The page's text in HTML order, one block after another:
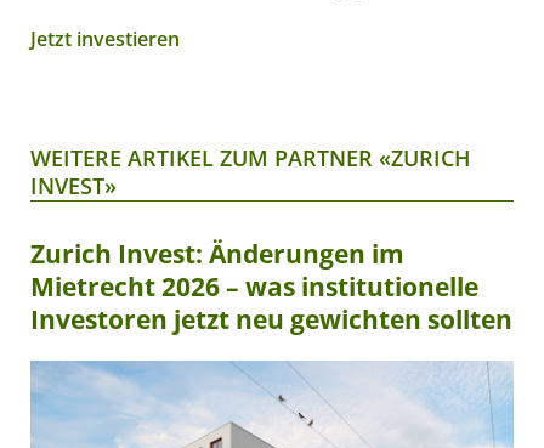
Jetzt investieren
WEITERE ARTIKEL ZUM PARTNER «ZURICH
INVEST»
Zurich Invest: Änderungen im
Mietrecht 2026 – was institutionelle
Investoren jetzt neu gewichten sollten